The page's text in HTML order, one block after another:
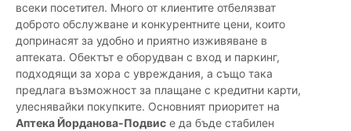
всеки посетител. Много от клиентите отбелязват
доброто обслужване и конкурентните цени, които
допринасят за удобно и приятно изживяване в
аптеката. Обектът е оборудван с вход и паркинг,
подходящи за хора с увреждания, а също така
предлага възможност за плащане с кредитни карти,
улеснявайки покупките. Основният приоритет на
Аптека Йорданова-Подвис е да бъде стабилен